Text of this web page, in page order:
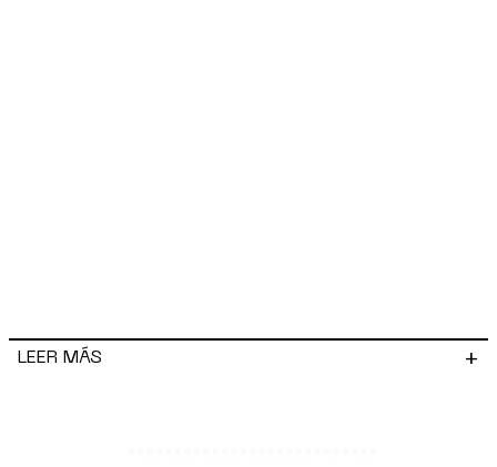
LEER MÁS +